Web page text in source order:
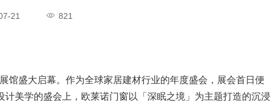
21 821
馆盛大启幕。作为全球家居建材行业的年度盛会，展会首日便
美学的盛会上，欧莱诺门窗以「深眠之境」为主题打造的沉浸